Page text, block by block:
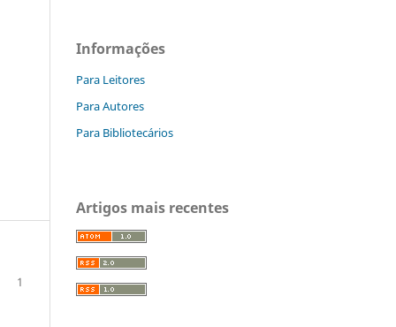
1
Informações
Para Leitores
Para Autores
Para Bibliotecários
Artigos mais recentes